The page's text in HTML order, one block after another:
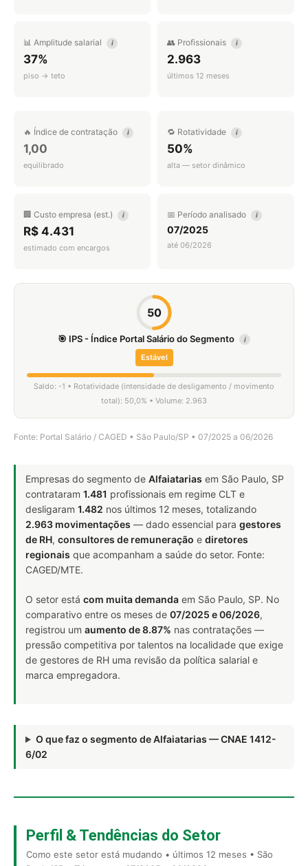
📊 Amplitude salarial i
37%
piso → teto
👥 Profissionais i
2.963
últimos 12 meses
🔥 Índice de contratação i
1,00
equilibrado
🔁 Rotatividade i
50%
alta — setor dinâmico
🏢 Custo empresa (est.) i
R$ 4.431
estimado com encargos
📅 Período analisado i
07/2025
até 06/2026
50
🎯 IPS - Índice Portal Salário do Segmento i
Estável
Saldo: -1 • Rotatividade (intensidade de desligamento / movimento
total): 50,0% • Volume: 2.963
Fonte: Portal Salário / CAGED • São Paulo/SP • 07/2025 a 06/2026
Empresas do segmento de Alfaiatarias em São Paulo, SP
contrataram 1.481 profissionais em regime CLT e
desligaram 1.482 nos últimos 12 meses, totalizando
2.963 movimentações — dado essencial para gestores
de RH, consultores de remuneração e diretores
regionais que acompanham a saúde do setor. Fonte:
CAGED/MTE.
O setor está com muita demanda em São Paulo, SP. No
comparativo entre os meses de 07/2025 e 06/2026,
registrou um aumento de 8.87% nas contratações —
pressão competitiva por talentos na localidade que exige
de gestores de RH uma revisão da política salarial e
marca empregadora.
O que faz o segmento de Alfaiatarias — CNAE 1412-
6/02
Perfil & Tendências do Setor
Como este setor está mudando • últimos 12 meses • São